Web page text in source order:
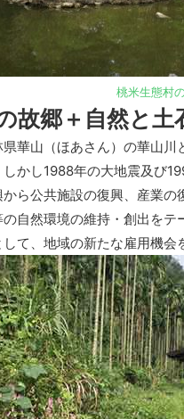
桃米生態村
故郷＋自然と土
華山（ほあさん）の華山
かし1988年の大地震及び
ら公共施設の復興、産業
自然環境の維持・創出を
て、地域の新たな雇用機会